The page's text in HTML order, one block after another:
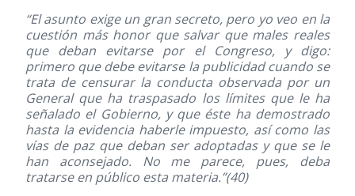
“El asunto exige un gran secreto, pero yo veo en la
cuestión más honor que salvar que males reales
que deban evitarse por el Congreso, y digo:
primero que debe evitarse la publicidad cuando se
trata de censurar la conducta observada por un
General que ha traspasado los límites que le ha
señalado el Gobierno, y que éste ha demostrado
hasta la evidencia haberle impuesto, así como las
vías de paz que deban ser adoptadas y que se le
han aconsejado. No me parece, pues, deba
tratarse en público esta materia.”(40)